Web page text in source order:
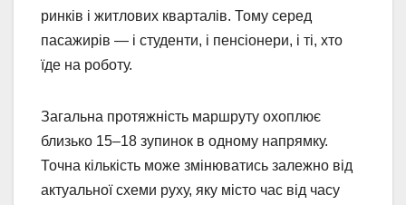
ринків і житлових кварталів. Тому серед
пасажирів — і студенти, і пенсіонери, і ті, хто
їде на роботу.
Загальна протяжність маршруту охоплює
близько 15–18 зупинок в одному напрямку.
Точна кількість може змінюватись залежно від
актуальної схеми руху, яку місто час від часу